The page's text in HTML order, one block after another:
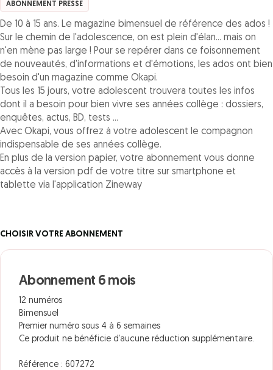
ABONNEMENT PRESSE
De 10 à 15 ans. Le magazine bimensuel de référence des ados !
Sur le chemin de l'adolescence, on est plein d'élan... mais on
n'en mène pas large ! Pour se repérer dans ce foisonnement
de nouveautés, d'informations et d'émotions, les ados ont bien
besoin d'un magazine comme Okapi.
Tous les 15 jours, votre adolescent trouvera toutes les infos
dont il a besoin pour bien vivre ses années collège : dossiers,
enquêtes, actus, BD, tests ...
Avec Okapi, vous offrez à votre adolescent le compagnon
indispensable de ses années collège.
En plus de la version papier, votre abonnement vous donne
accès à la version pdf de votre titre sur smartphone et
tablette via l'application Zineway
CHOISIR VOTRE ABONNEMENT
Abonnement 6 mois
12 numéros
Bimensuel
Premier numéro sous 4 à 6 semaines
Ce produit ne bénéficie d’aucune réduction supplémentaire.
Référence : 607272